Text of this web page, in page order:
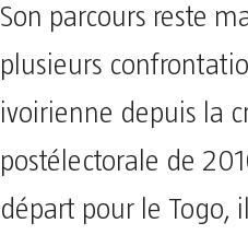
Son parcours reste
plusieurs
ivoirienne depuis la
postélectorale de
départ pour le Togo,